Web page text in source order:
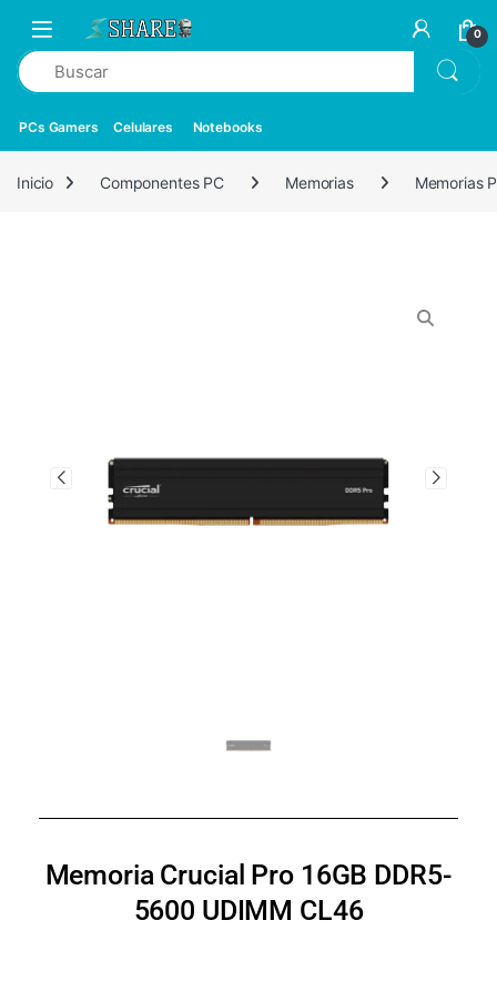
0
PCs Gamers Celulares Notebooks
Inicio Componentes PC Memorias Memorias
Memoria Crucial Pro 16GB DDR5-
5600 UDIMM CL46